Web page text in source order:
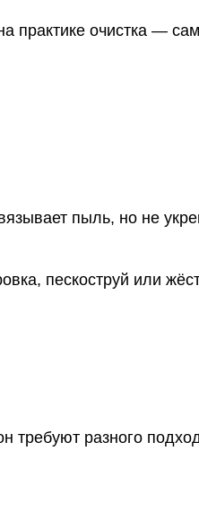
практике очистка —
пыль, но не
пескоструй или
требуют разного